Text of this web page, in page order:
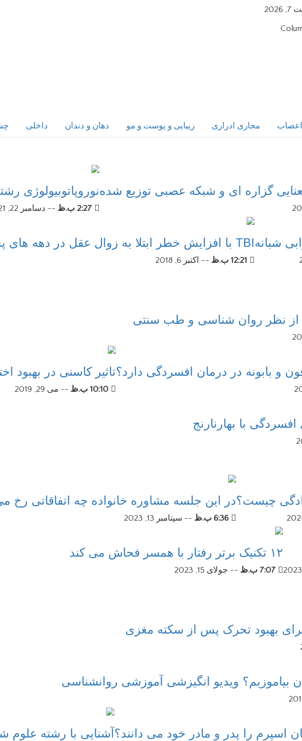
داخلی دهان و دندان زیبایی و پوست و مو مجاری ادراری
گزاره ای و شبکه عصبی توزیع شده
2:27 ب.ظ -- دسامبر 22, 2021
شبانهTBI با افزایش خطر ابتلا به زوال عقل در دهه های پس از آسیب همراه است
12:21 ب.ظ -- اکتبر 6, 2018
نظر روان شناسی و طب سنتی
و بابونه در درمان افسردگی دارد؟تاثیر کاسنی در بهبود
10:10 ب.ظ -- می 29, 2019
با بهارنارنج
چیست؟در این جلسه مشاوره خانواده چه اتفاقاتی رخ
6:36 ب.ظ -- سپتامبر 13, 2023
۱۲ تکنیک برتر رفتار با همسر فحاش می کند
7:07 ب.ظ -- جولای 15, 2023
بهبود تحرک پس از سکته مغزی
بیاموزیم؟ ویدیو انگیزشی آموزشی روانشناسی
اسپرم را پدر و مادر خود می دانند؟ آشنایی با رشته علوم